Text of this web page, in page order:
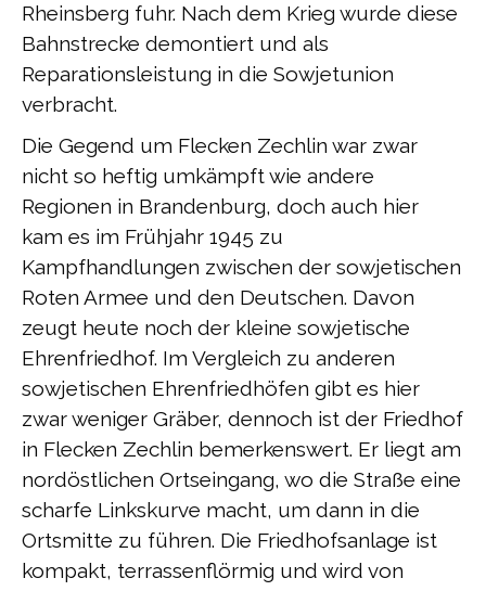
Rheinsberg fuhr. Nach dem Krieg wurde diese
Bahnstrecke demontiert und als
Reparationsleistung in die Sowjetunion
verbracht.
Die Gegend um Flecken Zechlin war zwar
nicht so heftig umkämpft wie andere
Regionen in Brandenburg, doch auch hier
kam es im Frühjahr 1945 zu
Kampfhandlungen zwischen der sowjetischen
Roten Armee und den Deutschen. Davon
zeugt heute noch der kleine sowjetische
Ehrenfriedhof. Im Vergleich zu anderen
sowjetischen Ehrenfriedhöfen gibt es hier
zwar weniger Gräber, dennoch ist der Friedhof
in Flecken Zechlin bemerkenswert. Er liegt am
nordöstlichen Ortseingang, wo die Straße eine
scharfe Linkskurve macht, um dann in die
Ortsmitte zu führen. Die Friedhofsanlage ist
kompakt, terrassenflörmig und wird von